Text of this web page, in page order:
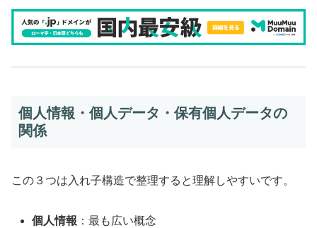
個人情報・個人データ・保有個人データの
関係
この３つは入れ子構造で整理すると理解しやすいです。
個人情報 ：最も広い概念